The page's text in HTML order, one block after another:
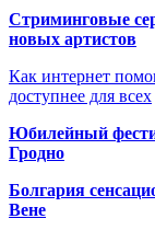
Стриминговые
новых артистов
Как интернет
доступнее для всех
Юбилейный
Гродно
Болгария
Вене